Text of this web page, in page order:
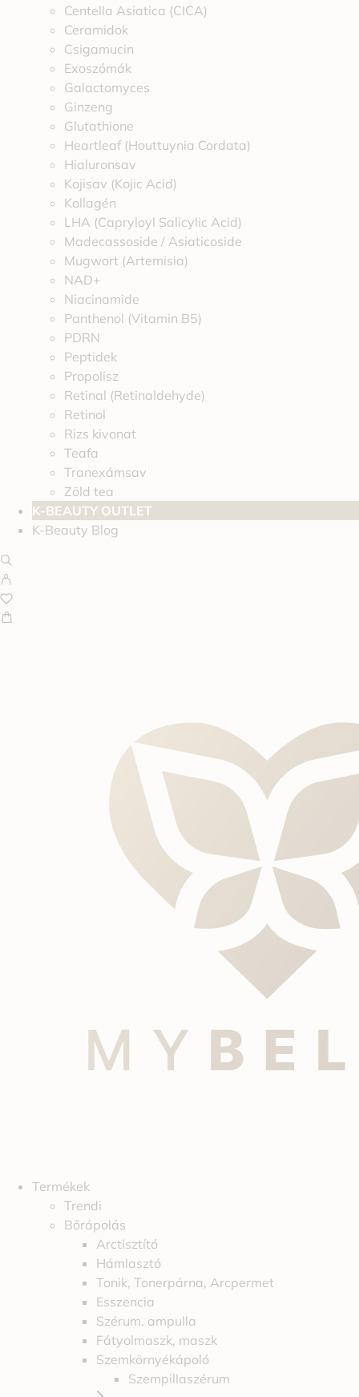
Centella Asiatica (CICA)
Ceramidok
Csigamucin
Exoszómák
Galactomyces
Ginzeng
Glutathione
Heartleaf (Houttuynia Cordata)
Hialuronsav
Kojisav (Kojic Acid)
Kollagén
LHA (Capryloyl Salicylic Acid)
Madecassoside / Asiaticoside
Mugwort (Artemisia)
NAD+
Niacinamide
Panthenol (Vitamin B5)
PDRN
Peptidek
Propolisz
Retinal (Retinaldehyde)
Retinol
Rizs kivonat
Teafa
Tranexámsav
Zöld tea
K-BEAUTY OUTLET
K-Beauty Blog
Termékek
Trendi
Bőrápolás
Arctisztító
Hámlasztó
Tonik, Tonerpárna, Arcpermet
Esszencia
Szérum, ampulla
Fátyolmaszk, maszk
Szemkörnyékápoló
Szempillaszérum